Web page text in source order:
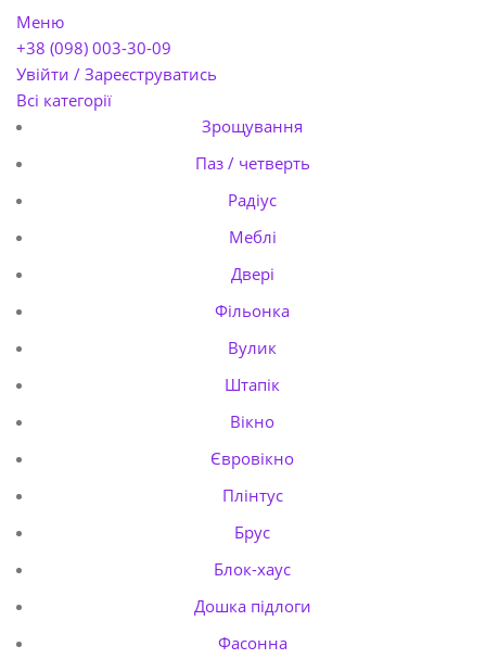
Меню
+38 (098) 003-30-09
Увійти / Зареєструватись
Всі категорії
Зрощування
Паз / четверть
Радіус
Меблі
Двері
Фільонка
Вулик
Штапік
Вікно
Євровікно
Плінтус
Брус
Блок-хаус
Дошка підлоги
Фасонна